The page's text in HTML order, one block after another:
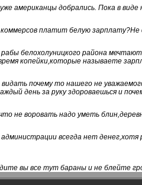
американцы добрались. Пока в виде
платит белую
рабы белохолуницкого района
копейки,которые называете
видать почему то нашего не
день за руку здороваешься и
не воровать надо уметь
администрации всегда нет
вы все тут бараны и не блейте